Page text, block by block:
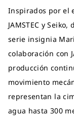
Inspirados por el
JAMSTEC y
serie insignia
colaboración con
producción
movimiento
representan la
agua hasta 300